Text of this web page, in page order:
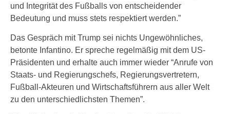
und Integrität des Fußballs von entscheidender
Bedeutung und muss stets respektiert werden.”
Das Gespräch mit Trump sei nichts Ungewöhnliches,
betonte Infantino. Er spreche regelmäßig mit dem US-
Präsidenten und erhalte auch immer wieder “Anrufe von
Staats- und Regierungschefs, Regierungsvertretern,
Fußball-Akteuren und Wirtschaftsführern aus aller Welt
zu den unterschiedlichsten Themen”.